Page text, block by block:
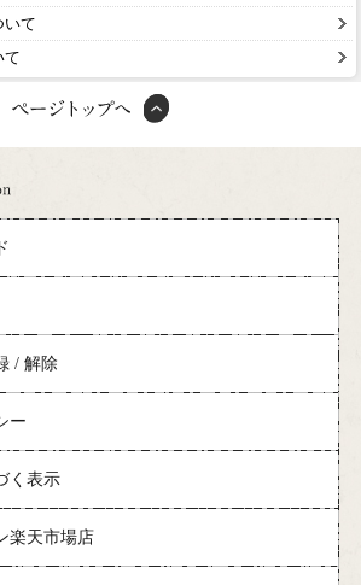
いて
て
/ 解除
ー
く表示
楽天市場店